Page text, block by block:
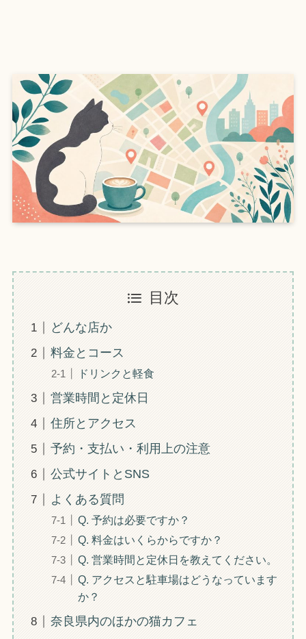
目次
どんな店か
料金とコース
ドリンクと軽食
営業時間と定休日
住所とアクセス
予約・支払い・利用上の注意
公式サイトとSNS
よくある質問
Q. 予約は必要ですか？
Q. 料金はいくらからですか？
Q. 営業時間と定休日を教えてください。
Q. アクセスと駐車場はどうなっています
か？
奈良県内のほかの猫カフェ